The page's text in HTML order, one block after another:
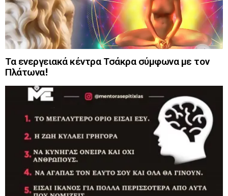
Τα ενεργειακά κέντρα Τσάκρα σύμφωνα με τον
Πλάτωνα!